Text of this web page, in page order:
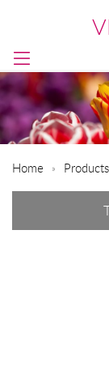
Home Products